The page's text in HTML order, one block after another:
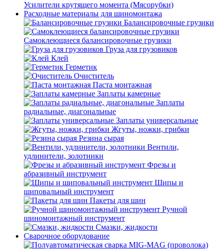
Усилители крутящего момента (Мясорубки)
Расходные материалы для шиномонтажа
Балансировочные грузики
Самоклеющиеся балансировочные грузики
Груза для грузовиков
Клей
Герметик
Очиститель
Паста монтажная
Заплаты камерные
Заплаты
радиальные, диагональные
Заплаты универсальные
Жгуты, ножки, грибки
Резина сырая
Вентили,
удлинители, золотники
Фрезы и
абразивный инструмент
Шипы и
шиповальный инструмент
Пакеты для шин
Ручной
шиномонтажный инструмент
Смазки, жидкости
Сварочное оборудование